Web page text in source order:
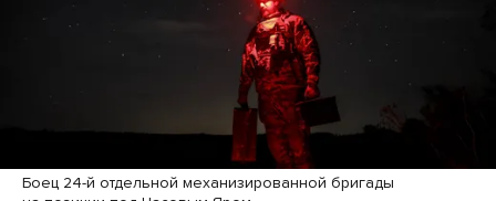
Боец 24-й отдельной механизированной бригады